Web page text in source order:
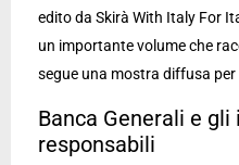
edito da Skirà With Italy For
un importante volume che
segue una mostra diffusa
Banca Generali e
responsabili